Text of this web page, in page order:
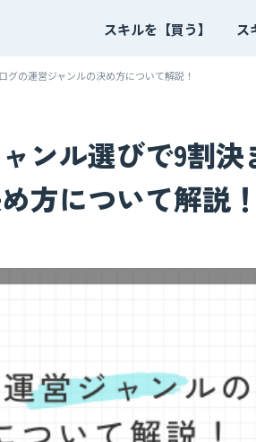
スキルを【買う】 ス
の運営ジャンルの決め方について解説！
ンル選びで9割決
方について解説！